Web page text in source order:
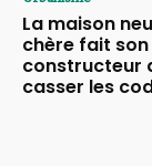
La maison
chère fait
constructeur
casser les